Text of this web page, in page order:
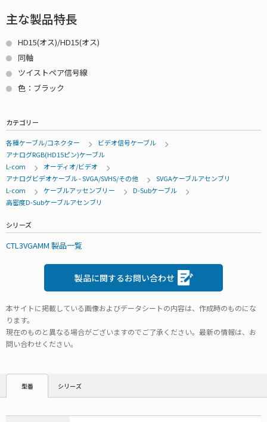
主な製品特長
HD15(オス)/HD15(オス)
同軸
ツイストペア信号線
色：ブラック
カテゴリー
各種ケーブル/コネクター
ビデオ信号ケーブル
アナログRGB(HD15ピン)ケーブル
L-com
オーディオ/ビデオ
アナログビデオケーブル - SVGA/SVHS/その他
SVGAケーブルアセンブリ
L-com
ケーブルアッセンブリー
D-Subケーブル
高密度D-Subケーブルアセンブリ
シリーズ
CTL3VGAMM 製品一覧
製品に関するお問い合わせ
本サイトに掲載している画像およびデータシートの内容は、作成時のものにな
ります。
現在のものと異なる場合がございますのでご了承ください。最新の情報は、お
問い合わせください。
型番 シリーズ